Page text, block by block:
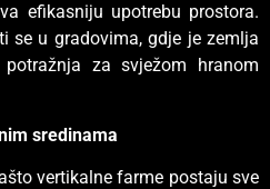
efikasniju upotrebu prostora.
se u gradovima, gdje je zemlja
za svježom hranom
sredinama
vertikalne farme postaju sve